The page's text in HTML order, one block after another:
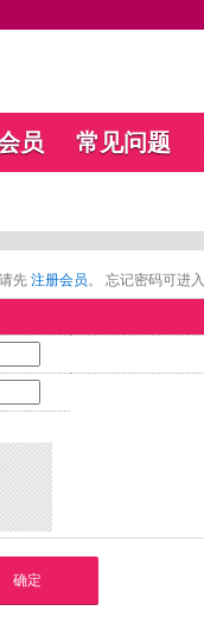
员 常见问题
先 注册会员。 忘记密码可进入